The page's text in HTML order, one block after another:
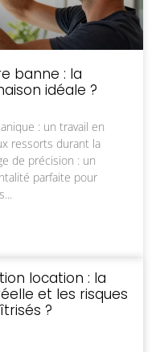
banne : la
idéale ?
: un travail en
ressorts durant la
de précision : un
parfaite pour
location : la
et les risques
?